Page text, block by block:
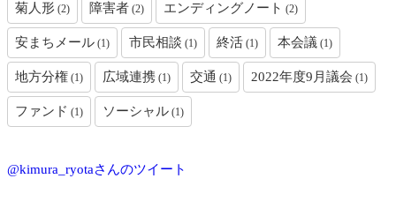
菊人形 (2) 障害者 (2) エンディングノート (2)
安まちメール (1) 市民相談 (1) 終活 (1) 本会議 (1)
地方分権 (1) 広域連携 (1) 交通 (1) 2022年度9月議会 (1)
ファンド (1) ソーシャル (1)
@kimura_ryotaさんのツイート